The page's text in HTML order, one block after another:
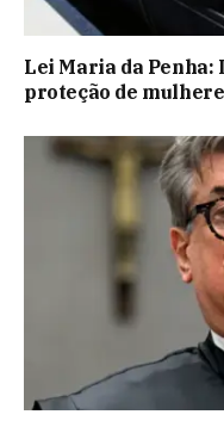
Lei Maria da Penha:
proteção de